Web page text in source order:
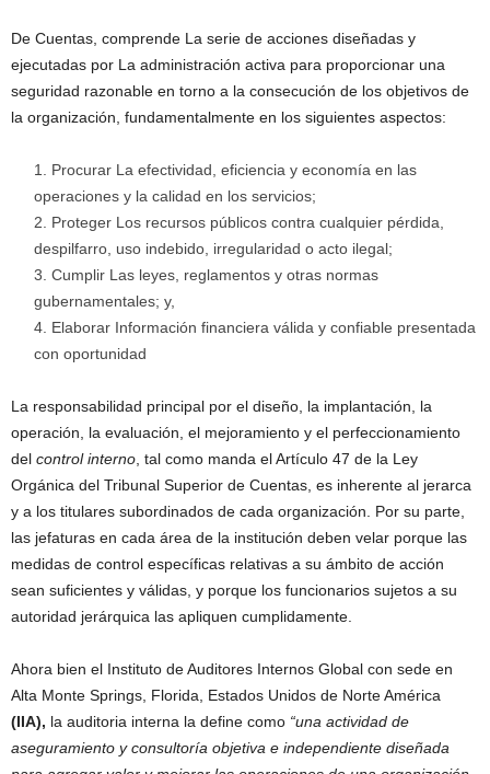
De Cuentas, comprende La serie de acciones diseñadas y
ejecutadas por La administración activa para proporcionar una
seguridad razonable en torno a la consecución de los objetivos de
la organización, fundamentalmente en los siguientes aspectos:
Procurar La efectividad, eficiencia y economía en las
operaciones y la calidad en los servicios;
Proteger Los recursos públicos contra cualquier pérdida,
despilfarro, uso indebido, irregularidad o acto ilegal;
Cumplir Las leyes, reglamentos y otras normas
gubernamentales; y,
Elaborar Información financiera válida y confiable presentada
con oportunidad
La responsabilidad principal por el diseño, la implantación, la
operación, la evaluación, el mejoramiento y el perfeccionamiento
del control interno , tal como manda el Artículo 47 de la Ley
Orgánica del Tribunal Superior de Cuentas, es inherente al jerarca
y a los titulares subordinados de cada organización. Por su parte,
las jefaturas en cada área de la institución deben velar porque las
medidas de control específicas relativas a su ámbito de acción
sean suficientes y válidas, y porque los funcionarios sujetos a su
autoridad jerárquica las apliquen cumplidamente.
Ahora bien el Instituto de Auditores Internos Global con sede en
Alta Monte Springs, Florida, Estados Unidos de Norte América
(IIA), la auditoria interna la define como “una actividad de
aseguramiento y consultoría objetiva e independiente diseñada